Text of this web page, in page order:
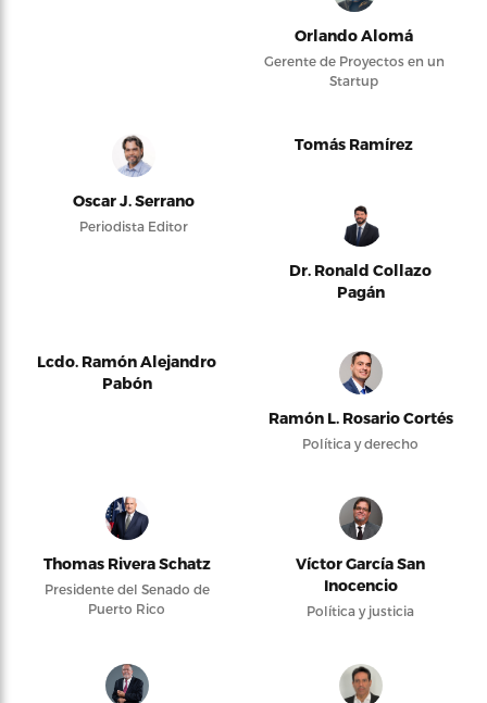
Orlando Alomá
Gerente de Proyectos en un
Startup
Oscar J. Serrano
Periodista Editor
Tomás Ramírez
Dr. Ronald Collazo
Pagán
Lcdo. Ramón Alejandro
Pabón
Ramón L. Rosario Cortés
Política y derecho
Thomas Rivera Schatz
Presidente del Senado de
Puerto Rico
Víctor García San
Inocencio
Política y justicia